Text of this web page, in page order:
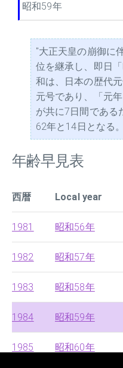
昭和59年
"大正天皇の崩御に
位を継承し、即日
和は、日本の歴代
元号であり、「元
が共に7日間である
62年と14日となる
年齢早見表
西暦 Local year
1981 昭和56年
1982 昭和57年
1983 昭和58年
1984 昭和59年
1985 昭和60年